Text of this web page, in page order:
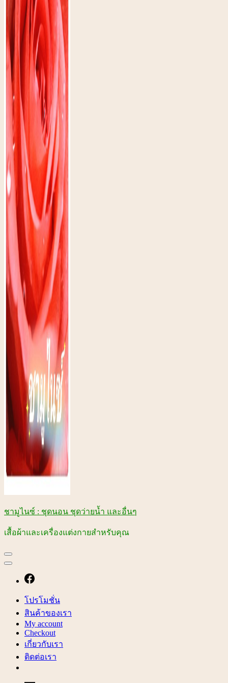
ชามูไนซ์ : ชุดนอน ชุดว่ายน้ำ และอื่นๆ
เสื้อผ้าและเครื่องแต่งกายสำหรับคุณ
โปรโมชั่น
สินค้าของเรา
My account
Checkout
เกี่ยวกับเรา
ติดต่อเรา